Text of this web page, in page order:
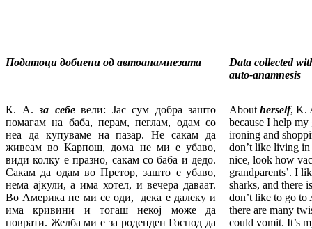
Податоци добиени од автоанамнезата
Data collected
auto-anamnesis
К. А. за себевели: Јас сум добра зашто
помагам на баба, перам, пеглам, одам со
неа да купуваме на пазар. Не сакам да
живеам во Карпош, дома не ми е убаво,
види колку е празно, сакам со баба и дедо.
Сакам да одам во Претор, зашто е убаво,
нема ајкули, а има хотел, и вечера даваат.
Во Америка не ми се оди, дека е далеку и
има кривини и тогаш некој може да
поврати. Желба ми е за роденден Господ да
About herself, K.
because I help
ironing and
don’t like living in
nice, look how
grandparents’. I
sharks, and there
don’t like to go to
there are many
could vomit. It’s